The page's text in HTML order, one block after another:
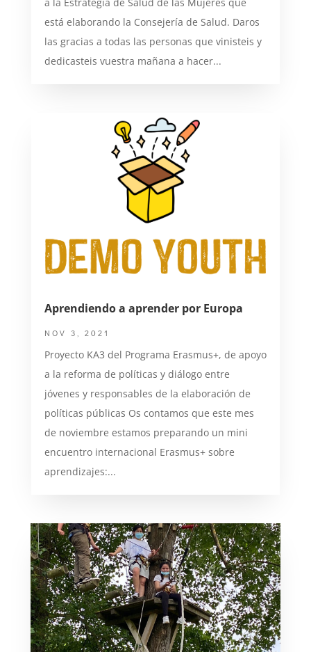
está elaborando la Consejería de Salud. Daros
las gracias a todas las personas que vinisteis y
dedicasteis vuestra mañana a hacer...
Aprendiendo a aprender por Europa
NOV 3, 2021
Proyecto KA3 del Programa Erasmus+, de apoyo
a la reforma de políticas y diálogo entre
jóvenes y responsables de la elaboración de
políticas públicas Os contamos que este mes
de noviembre estamos preparando un mini
encuentro internacional Erasmus+ sobre
aprendizajes:...